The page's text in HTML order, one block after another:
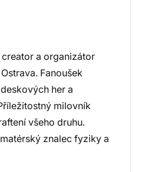
a organizátor
Fanoušek
her a
milovník
všeho druhu.
znalec fyziky a